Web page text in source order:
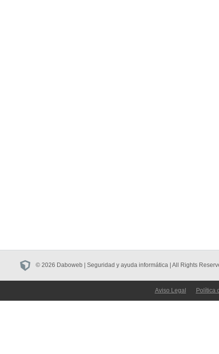
© 2026 Daboweb | Seguridad y ayuda informática | All Rights
Aviso Legal Política